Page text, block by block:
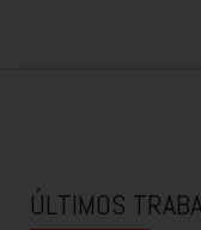
ÚLTIMOS